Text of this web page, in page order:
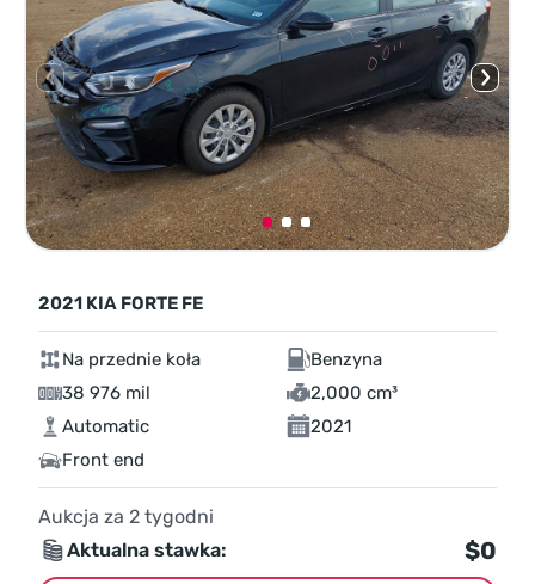
2021 KIA FORTE FE
Na przednie koła
Benzyna
38 976 mil
2,000 cm³
Automatic
2021
Front end
Aukcja za 2 tygodni
Aktualna stawka:
$0